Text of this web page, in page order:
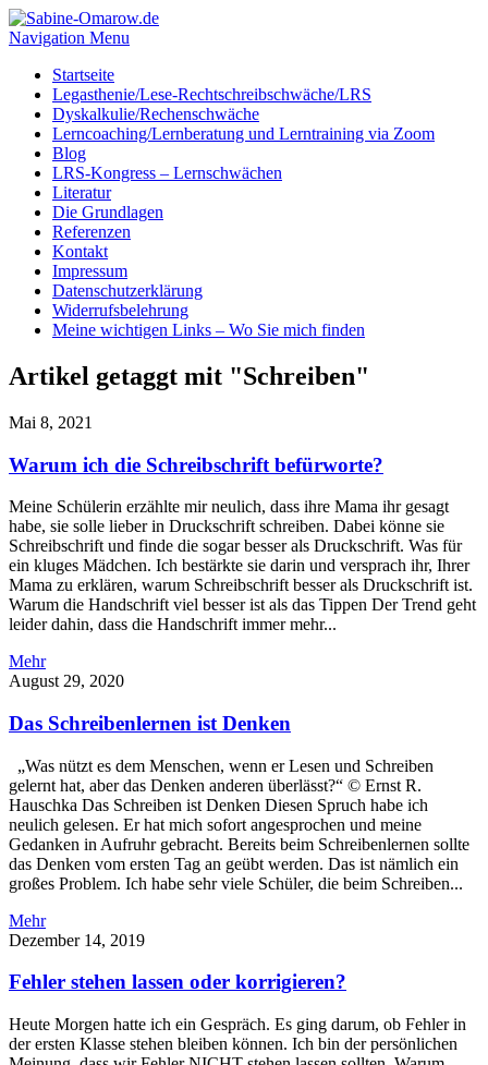
Navigation Menu
Startseite
Legasthenie/Lese-Rechtschreibschwäche/LRS
Dyskalkulie/Rechenschwäche
Lerncoaching/Lernberatung und Lerntraining via Zoom
Blog
LRS-Kongress – Lernschwächen
Literatur
Die Grundlagen
Referenzen
Kontakt
Impressum
Datenschutzerklärung
Widerrufsbelehrung
Meine wichtigen Links – Wo Sie mich finden
Artikel getaggt mit "Schreiben"
Mai 8, 2021
Warum ich die Schreibschrift befürworte?
Meine Schülerin erzählte mir neulich, dass ihre Mama ihr gesagt
habe, sie solle lieber in Druckschrift schreiben. Dabei könne sie
Schreibschrift und finde die sogar besser als Druckschrift. Was für
ein kluges Mädchen. Ich bestärkte sie darin und versprach ihr, Ihrer
Mama zu erklären, warum Schreibschrift besser als Druckschrift ist.
Warum die Handschrift viel besser ist als das Tippen Der Trend geht
leider dahin, dass die Handschrift immer mehr...
Mehr
August 29, 2020
Das Schreibenlernen ist Denken
„Was nützt es dem Menschen, wenn er Lesen und Schreiben
gelernt hat, aber das Denken anderen überlässt?“ © Ernst R.
Hauschka Das Schreiben ist Denken Diesen Spruch habe ich
neulich gelesen. Er hat mich sofort angesprochen und meine
Gedanken in Aufruhr gebracht. Bereits beim Schreibenlernen sollte
das Denken vom ersten Tag an geübt werden. Das ist nämlich ein
großes Problem. Ich habe sehr viele Schüler, die beim Schreiben...
Mehr
Dezember 14, 2019
Fehler stehen lassen oder korrigieren?
Heute Morgen hatte ich ein Gespräch. Es ging darum, ob Fehler in
der ersten Klasse stehen bleiben können. Ich bin der persönlichen